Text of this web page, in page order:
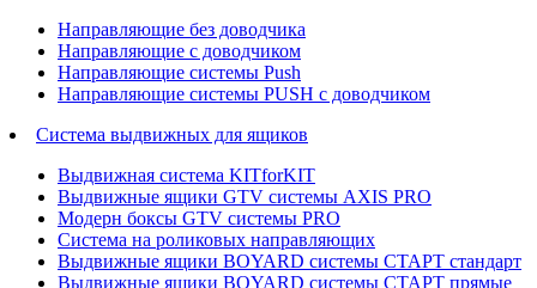
Направляющие без доводчика
Направляющие с доводчиком
Направляющие системы Push
Направляющие системы PUSH с доводчиком
Система выдвижных для ящиков
Выдвижная система KITforKIT
Выдвижные ящики GTV системы AXIS PRO
Модерн боксы GTV системы PRO
Система на роликовых направляющих
Выдвижные ящики BOYARD системы СТАРТ стандарт
Выдвижные ящики BOYARD системы СТАРТ прямые